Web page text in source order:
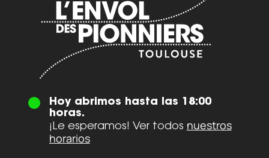
Hoy abrimos hasta las 18:00
horas.
¡Le esperamos! Ver todos nuestros
horarios